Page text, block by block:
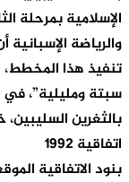
الإسلامية بمرحلة
والرياضة
تنفيذ هذا المخطط،
سبتة ومليلية”، في
بالثغرين
اتفاقية 1992